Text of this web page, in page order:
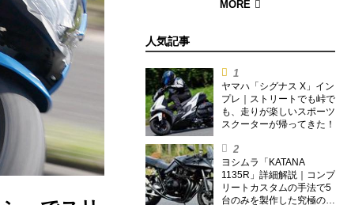
人気記事
ヤマハ「シグナス X」イン
プレ｜ストリートでも峠で
も、走りが楽しいスポーツ
スクーターが帰ってきた！
ヨシムラ「KATANA
1135R」詳細解説｜コンプ
リートカスタムの手法で5
台のみを製作した究極の銘